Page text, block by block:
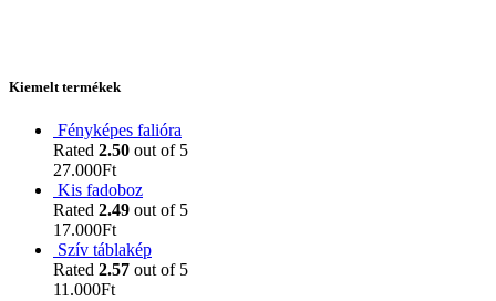
Kiemelt termékek
Fényképes falióra
Rated 2.50 out of 5
27.000Ft
Kis fadoboz
Rated 2.49 out of 5
17.000Ft
Szív táblakép
Rated 2.57 out of 5
11.000Ft